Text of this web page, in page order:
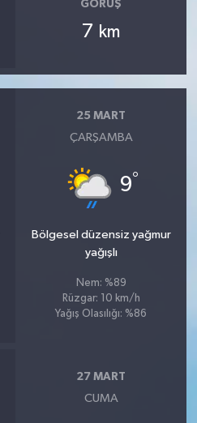
GÖRÜŞ
7 km
25 MART
ÇARŞAMBA
9°
Bölgesel düzensiz yağmur
yağışlı
Nem: %89
Rüzgar: 10 km/h
Yağış Olasılığı: %86
27 MART
CUMA